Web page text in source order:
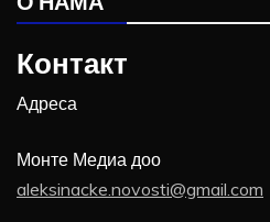
Контакт
Адреса
Монте Медиа доо
aleksinacke.novosti@gmail.com